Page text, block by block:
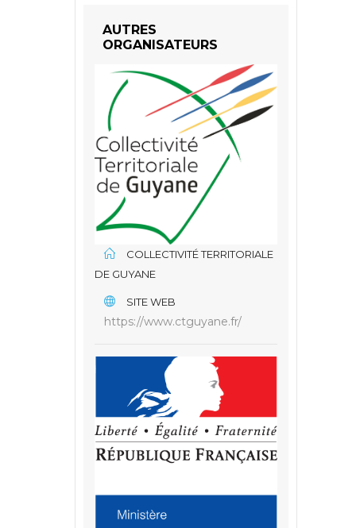
AUTRES
ORGANISATEURS
COLLECTIVITÉ TERRITORIALE
DE GUYANE
SITE WEB
https://www.ctguyane.fr/